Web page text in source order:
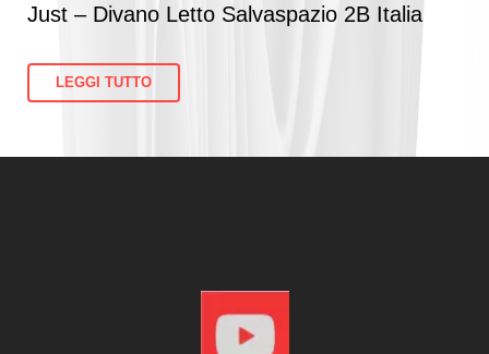
Just – Divano Letto Salvaspazio 2B Italia
LEGGI TUTTO